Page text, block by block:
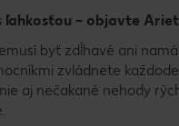
ľahkosťou – objavte
byť zdĺhavé ani
zvládnete
aj nečakané nehody